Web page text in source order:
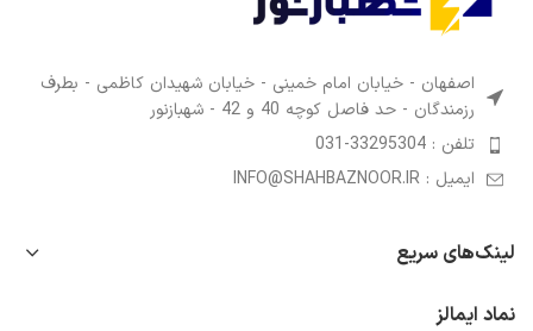
اصفهان - خیابان امام خمینی - خیابان شهیدان کاظمی - بطرف
رزمندگان - حد فاصل کوچه 40 و 42 - شهبازنور
تلفن : 33295304-031
ایمیل : INFO@SHAHBAZNOOR.IR
لینک‌های سریع
نماد ایمالز